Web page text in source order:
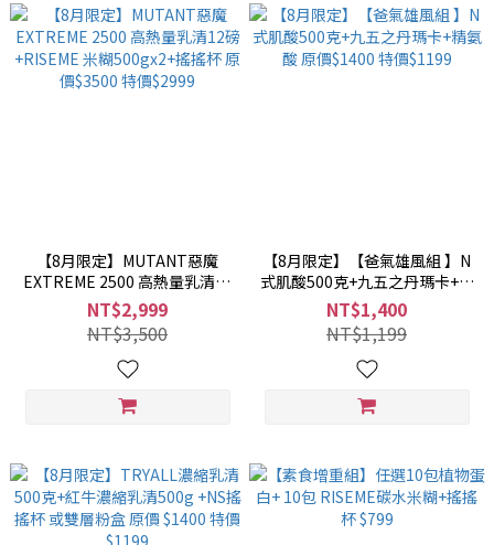
【8月限定】MUTANT惡魔
EXTREME 2500 高熱量乳清12
磅+RISEME 米糊500gx2+搖搖
杯 原價$3500 特價$2999
NT$2,999
NT$3,500
【8月限定】【爸氣雄風組 】N
式肌酸500克+九五之丹瑪卡+精
氨酸 原價$1400 特價$1199
NT$1,400
NT$1,199